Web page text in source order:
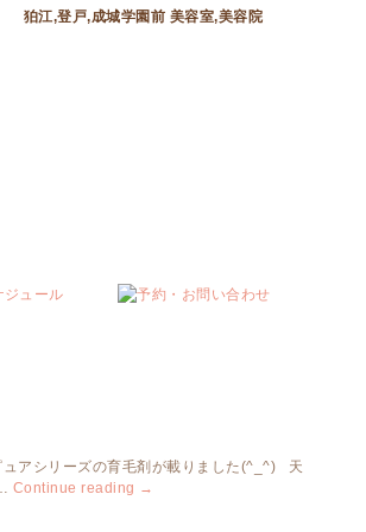
狛江,登戸,成城学園前 美容室,美容院
アシリーズの育毛剤が載りました(^_^) 天
Continue reading →